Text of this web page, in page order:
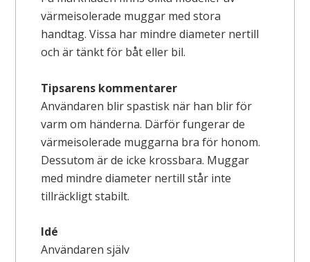
värmeisolerade muggar med stora
handtag. Vissa har mindre diameter nertill
och är tänkt för båt eller bil.
Tipsarens kommentarer
Användaren blir spastisk när han blir för
varm om händerna. Därför fungerar de
värmeisolerade muggarna bra för honom.
Dessutom är de icke krossbara. Muggar
med mindre diameter nertill står inte
tillräckligt stabilt.
Idé
Användaren själv